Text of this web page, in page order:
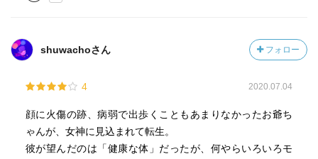
shuwachoさん フォロー
4 2020.07.04
顔に火傷の跡、病弱で出歩くこともあまりなかったお爺ち
ゃんが、女神に見込まれて転生。
彼が望んだのは「健康な体」だったが、何やらいろいろモ